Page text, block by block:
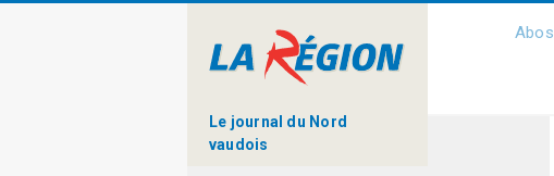
Le journal du Nord
vaudois
Abos